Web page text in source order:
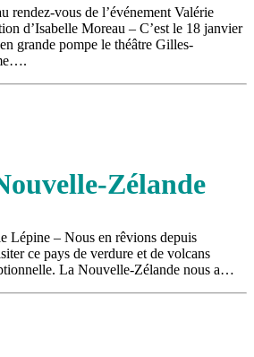
rendez-vous de l’événement Valérie
d’Isabelle Moreau – C’est le 18 janvier
grande pompe le théâtre Gilles-
Zélande
Lépine – Nous en rêvions depuis
ce pays de verdure et de volcans
La Nouvelle-Zélande nous a…